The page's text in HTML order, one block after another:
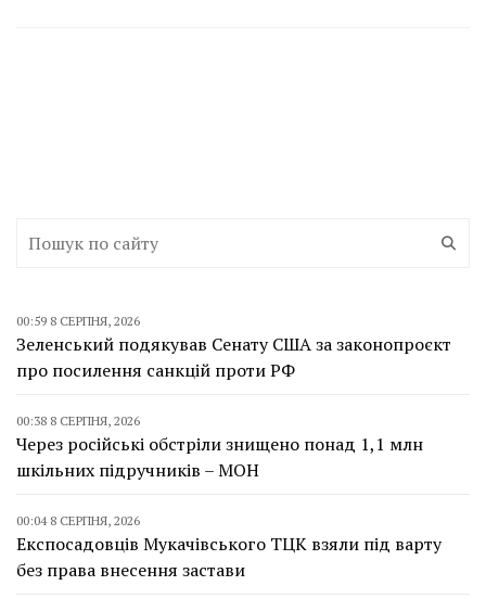
00:59 8 СЕРПНЯ, 2026
Зеленський подякував Сенату США за законопроєкт
про посилення санкцій проти РФ
00:38 8 СЕРПНЯ, 2026
Через російські обстріли знищено понад 1,1 млн
шкільних підручників – МОН
00:04 8 СЕРПНЯ, 2026
Експосадовців Мукачівського ТЦК взяли під варту
без права внесення застави